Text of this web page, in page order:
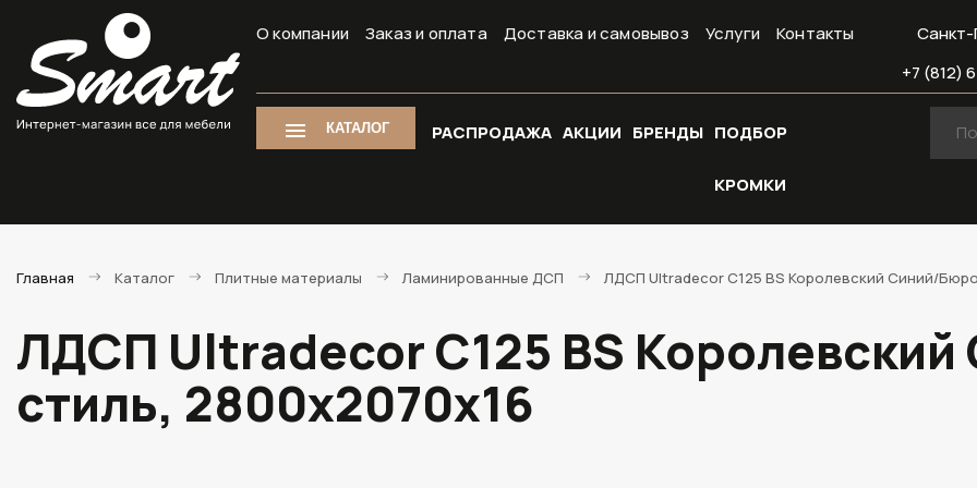
О компании Заказ и оплата Доставка и самовывоз Услуги Контакты
Санкт-
+7 (812)
КАТАЛОГ РАСПРОДАЖА АКЦИИ БРЕНДЫ ПОДБОР
КРОМКИ
Главная Каталог Плитные материалы Ламинированные ДСП ЛДСП Ultradecor C125 BS Королевский Синий/
ЛДСП Ultradecor C125 BS
стиль, 2800х2070х16